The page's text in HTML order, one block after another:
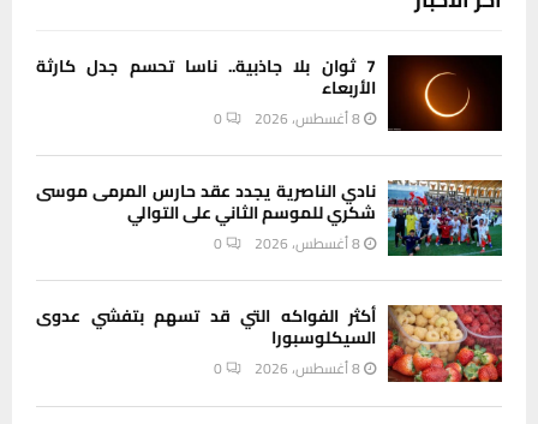
7 ثوان بلا جاذبية.. ناسا تحسم جدل كارثة
الأربعاء
8 أغسطس، 2026 0
نادي الناصرية يجدد عقد حارس المرمى موسى
شكري للموسم الثاني على التوالي
8 أغسطس، 2026 0
أكثر الفواكه التي قد تسهم بتفشي عدوى
السيكلوسبورا
8 أغسطس، 2026 0